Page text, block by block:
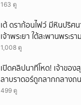
163 ดู
เต้ ดราก้อนไฟว์ มีหินปริศ
เจ้าพระยา ใต้สะพานพระรา
1,008 ดู
เปิดคลิปนาทีโหด! เจ้าของ
ลาบราดอร์ถูกลากกลางถ
499 ดู